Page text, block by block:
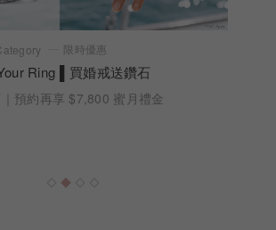
限時優惠
Ring ▌買婚戒送鑽石
預約再享 $7,800 蜜月禮金